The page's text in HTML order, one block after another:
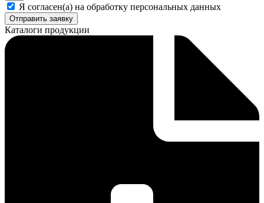
Я согласен(а) на обработку персональных данных
Отправить заявку
Каталоги продукции